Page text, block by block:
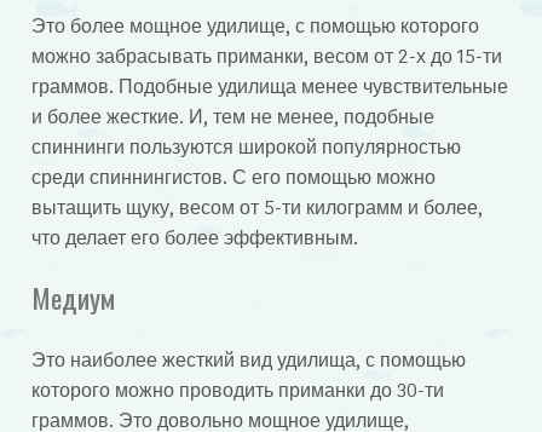
Это более мощное удилище, с помощью которого
можно забрасывать приманки, весом от 2-х до 15-ти
граммов. Подобные удилища менее чувствительные
и более жесткие. И, тем не менее, подобные
спиннинги пользуются широкой популярностью
среди спиннингистов. С его помощью можно
вытащить щуку, весом от 5-ти килограмм и более,
что делает его более эффективным.
Медиум
Это наиболее жесткий вид удилища, с помощью
которого можно проводить приманки до 30-ти
граммов. Это довольно мощное удилище,